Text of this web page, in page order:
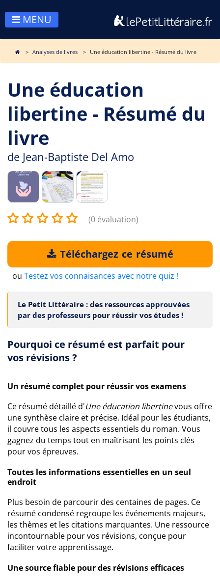
MENU
Analyses de livres Une éducation libertine - Résumé du livre
Une éducation
libertine - Résumé du
livre
de Jean-Baptiste Del Amo
(0 évaluation)
Téléchargez ce résumé
ou Testez vos connaisances avec notre quiz !
Le Petit Littéraire : des ressources approuvées
par des professeurs pour réussir vos études !
Pourquoi ce résumé est parfait pour
vos révisions ?
Un résumé complet pour réussir vos examens
Ce résumé détaillé d'Une éducation libertinevous offre
une synthèse claire et précise. Idéal pour les étudiants,
il couvre tous les aspects essentiels du roman. Vous
gagnez du temps tout en maîtrisant les points clés
pour vos épreuves.
Toutes les informations essentielles en un seul
endroit
Plus besoin de parcourir des centaines de pages. Ce
résumé condensé regroupe les événements majeurs,
les thèmes et les citations marquantes. Une ressource
incontournable pour vos révisions, conçue pour
faciliter votre apprentissage.
Une source fiable pour des révisions efficaces